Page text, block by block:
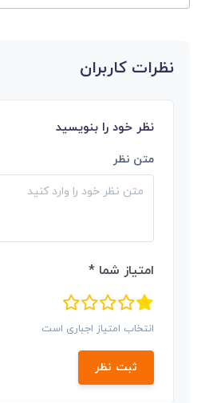
نظرات کاربران
نظر خود را بنویسید
متن نظر
امتیاز شما *
انتخاب امتیاز اجباری است
ثبت نظر